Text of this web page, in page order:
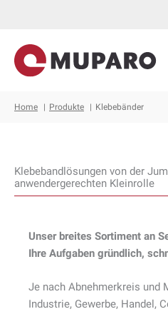
springen
Home Produkte Klebebänder
Klebebandlösungen von der
anwendergerechten Kleinrolle
Unser breites Sortiment an
Ihre Aufgaben gründlich,
Je nach Abnehmerkreis und
Industrie, Gewerbe, Handel,